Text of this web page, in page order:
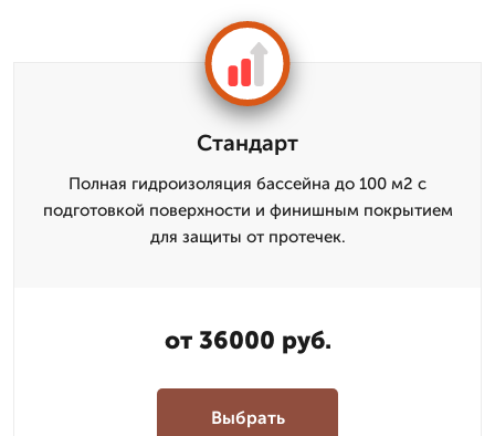
Стандарт
Полная гидроизоляция бассейна до 100 м2 с
подготовкой поверхности и финишным покрытием
для защиты от протечек.
от 36000 руб.
Выбрать